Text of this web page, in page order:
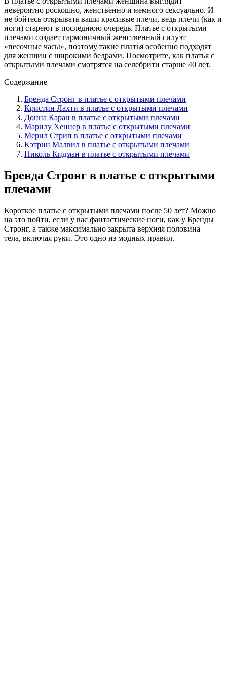
невероятно роскошно, женственно и немного сексуально. И
не бойтесь открывать ваши красивые плечи, ведь плечи (как и
ноги) стареют в последнюю очередь. Платье с открытыми
плечами создает гармоничный женственный силуэт
«песочные часы», поэтому такие платья особенно подходят
для женщин с широкими бедрами. Посмотрите, как платья с
открытыми плечами смотрятся на селебрити старше 40 лет.
Содержание
Бренда Стронг в платье с открытыми плечами
Кристин Лахти в платье с открытыми плечами
Донна Каран в платье с открытыми плечами
Марилу Хеннер в платье с открытыми плечами
Мерил Стрип в платье с открытыми плечами
Кэтрин Малвил в платье с открытыми плечами
Николь Кидман в платье с открытыми плечами
Бренда Стронг в платье с открытыми
плечами
Короткое платье с открытыми плечами после 50 лет? Можно
на это пойти, если у вас фантастические ноги, как у Бренды
Стронг, а также максимально закрыта верхняя половина
тела, включая руки. Это одно из модных правил.